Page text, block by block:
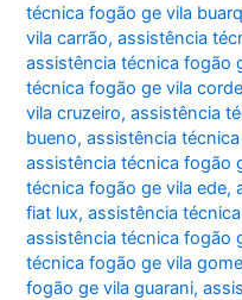
técnica fogão ge vila
vila carrão,assistência
assistência técnica fogão
técnica fogão ge vila
vila cruzeiro,assistência
bueno,assistência
assistência técnica fogão
técnica fogão ge vila ede,
fiat lux,assistência
assistência técnica fogão
técnica fogão ge vila
fogão ge vila guarani,